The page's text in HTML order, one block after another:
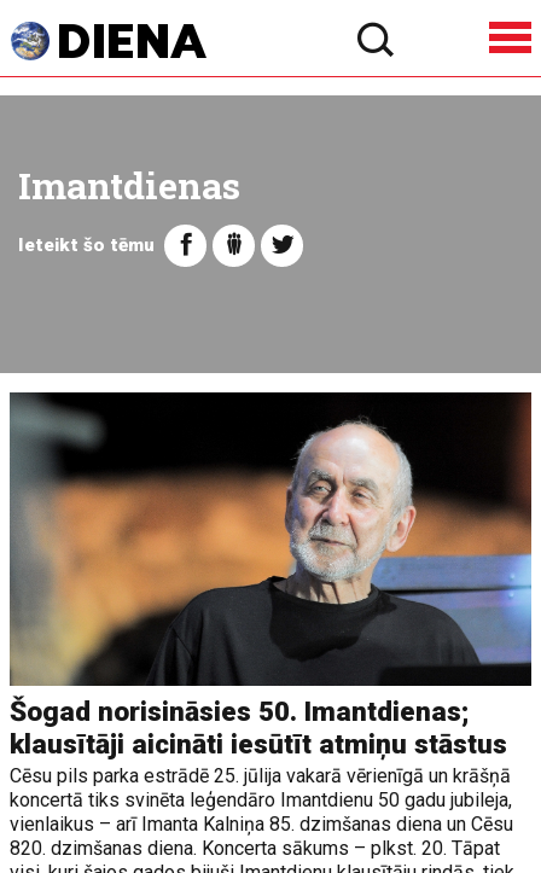
Imantdienas
Ieteikt šo tēmu
Šogad norisināsies 50. Imantdienas;
klausītāji aicināti iesūtīt atmiņu stāstus
Cēsu pils parka estrādē 25. jūlija vakarā vērienīgā un krāšņā
koncertā tiks svinēta leģendāro Imantdienu 50 gadu jubileja,
vienlaikus – arī Imanta Kalniņa 85. dzimšanas diena un Cēsu
820. dzimšanas diena. Koncerta sākums – plkst. 20. Tāpat